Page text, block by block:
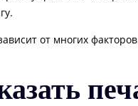
от многих